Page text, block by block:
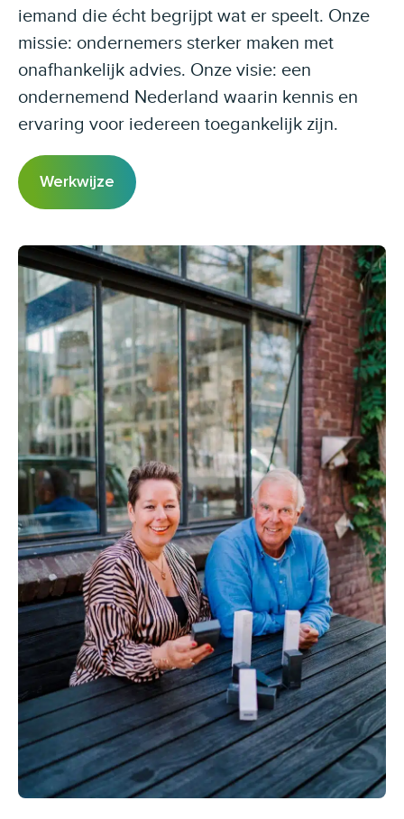
iemand die écht begrijpt wat er speelt. Onze
missie: ondernemers sterker maken met
onafhankelijk advies. Onze visie: een
ondernemend Nederland waarin kennis en
ervaring voor iedereen toegankelijk zijn.
Werkwijze